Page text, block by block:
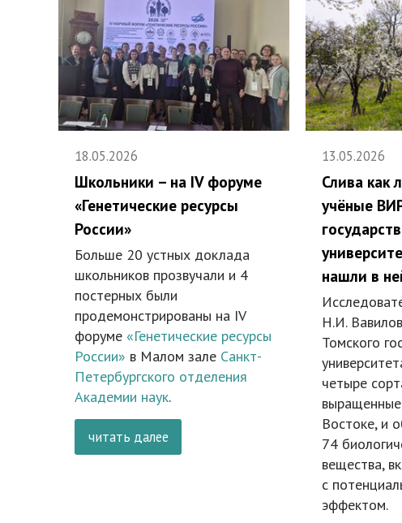
18.05.2026
Школьники – на IV форуме
«Генетические ресурсы
России»
Больше 20 устных доклада
школьников прозвучали и 4
постерных были
продемонстрированы на IV
форуме «Генетические ресурсы
России» в Малом зале Санкт-
Петербургского отделения
Академии наук.
читать далее
13.05.2026
Слива как
учёные
нашли в
Н.И.
Томского
четыре
Востоке, и
74
вещества,
с
эффектом.